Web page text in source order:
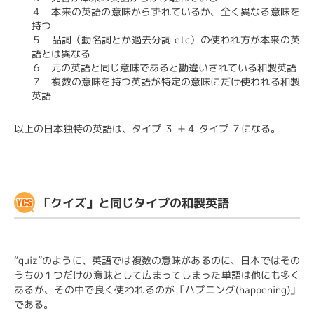
４ 本来の英語の意味からずれているか、全く異なる意味を
持つ
５ 品詞（動名詞とか過去分詞 etc）の使われ方が本来の英
語とは異なる
６ 元の英語と同じ意味であると勘違いされている和製英語
７ 複数の意味を持つ英語が特定の意味にだけ使われる和製
英語
以上の日本独特の英語は、タイプ ３ ＋４ タイプ ７になる。
「クイズ」と同じタイプの和製英語
“quiz”のように、英語では複数の意味があるのに、日本ではその
うちの１つだけの意味として広まってしまった単語は他にも多く
あるが、その中で良く使われるのが「ハプニング(happening)」
である。